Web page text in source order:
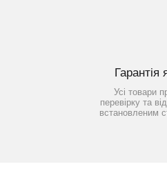
Гарантія
Усі товари
перевірку та
встановленим